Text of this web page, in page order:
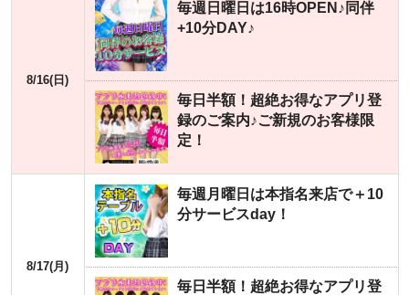
8/16(日)
毎週日曜日は16時OPEN♪同伴
+10分DAY♪
毎日半額！超絶お得なアプリ登
録のご案内♪ご新規のお客様限
定！
8/17(月)
毎週月曜日は本指名来店で＋10
分サービスday！
毎日半額！超絶お得なアプリ登